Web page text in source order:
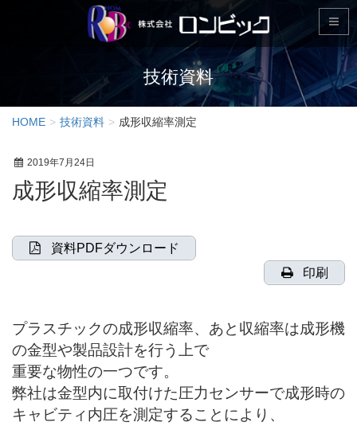
技術資料
HOME 技術資料 成形収縮率測定
2019年7月24日
成形収縮率測定
資料PDFダウンロード
印刷
プラスチックの成形収縮率、あと収縮率は成形機
の金型や製品設計を行う上で
重要な物性の一つです。
弊社は金型内に取付けた圧力センサーで成形時の
キャビティ内圧を測定することにより、